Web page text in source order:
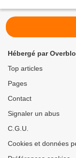
Hébergé par
Top articles
Pages
Contact
Signaler un abus
C.G.U.
Cookies et données